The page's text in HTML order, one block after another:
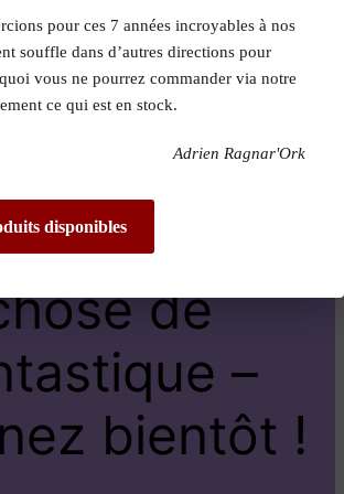
pour le
!
travaillons
quelque
de
–
bientôt !
pour ces 7 années incroyables à nos
souffle dans d’autres directions pour
vous ne pourrez commander via notre
ce qui est en stock.
Adrien Ragnar'Ork
disponibles